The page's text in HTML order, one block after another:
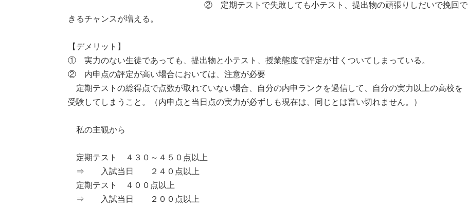
② 定期テストで失敗しても小テスト、提出物の頑張りしだいで挽回で
きるチャンスが増える。
【デメリット】
① 実力のない生徒であっても、提出物と小テスト、授業態度で評定が甘くついてしまっている。
② 内申点の評定が高い場合においては、注意が必要
定期テストの総得点で点数が取れていない場合、自分の内申ランクを過信して、自分の実力以上の高校を
受験してしまうこと。（内申点と当日点の実力が必ずしも現在は、同じとは言い切れません。）
私の主観から
定期テスト ４３０～４５０点以上
⇒ 入試当日 ２４０点以上
定期テスト ４００点以上
⇒ 入試当日 ２００点以上